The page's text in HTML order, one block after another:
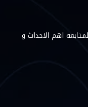
اهم الاحداث و